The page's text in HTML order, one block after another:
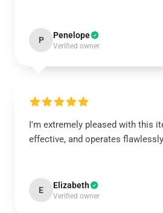
P Penelope
Verified owner
I'm extremely pleased with this
effective, and operates
E Elizabeth
Verified owner